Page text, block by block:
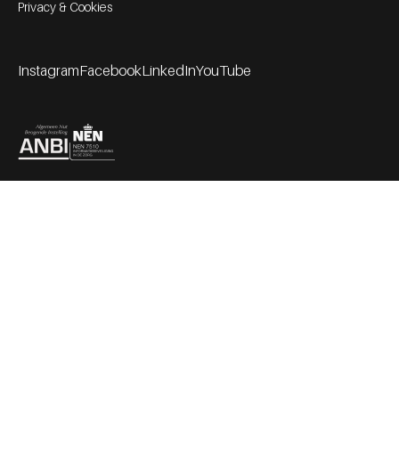
Privacy & Cookies
InstagramFacebookLinkedInYouTube
Partners